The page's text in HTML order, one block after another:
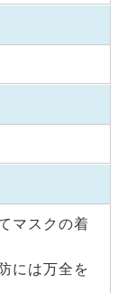
マスクの着
には万全を